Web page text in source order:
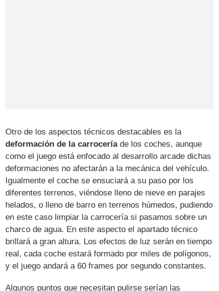
Otro de los aspectos técnicos destacables es la
deformación de la carroceríade los coches, aunque
como el juego está enfocado al desarrollo arcade dichas
deformaciones no afectarán a la mecánica del vehículo.
Igualmente el coche se ensuciará a su paso por los
diferentes terrenos, viéndose lleno de nieve en parajes
helados, o lleno de barro en terrenos húmedos, pudiendo
en este caso limpiar la carrocería si pasamos sobre un
charco de agua. En este aspecto el apartado técnico
brillará a gran altura. Los efectos de luz serán en tiempo
real, cada coche estará formado por miles de polígonos,
y el juego andará a 60 frames por segundo constantes.
Algunos puntos que necesitan pulirse serían las